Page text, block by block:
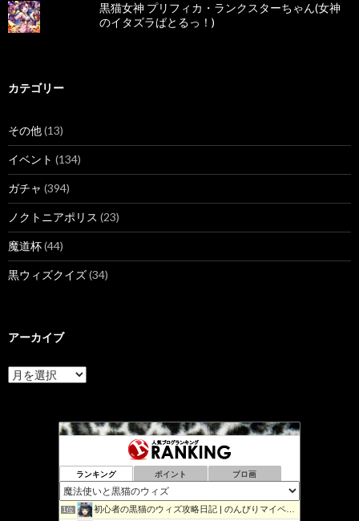
黒猫女神 プリフィカ・ランクスターちゃん(女神
のイタズラばとるっ！)
カテゴリー
その他(13)
イベント (134)
ガチャ (394)
ノクトニアポリス (23)
魔道杯(44)
黒ウィズクイズ(34)
アーカイブ
ア
ー
ランキング ポイント ブロ画
1位 初心者の黒猫のウィズ攻略日記 | のんびりマイペースで攻略…